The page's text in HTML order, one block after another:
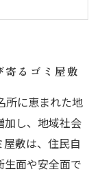
の脱出法
屋敷をなく
寄るゴミ屋敷
所に恵まれた地
加し、地域社会
敷は、住民自
生面や安全面で